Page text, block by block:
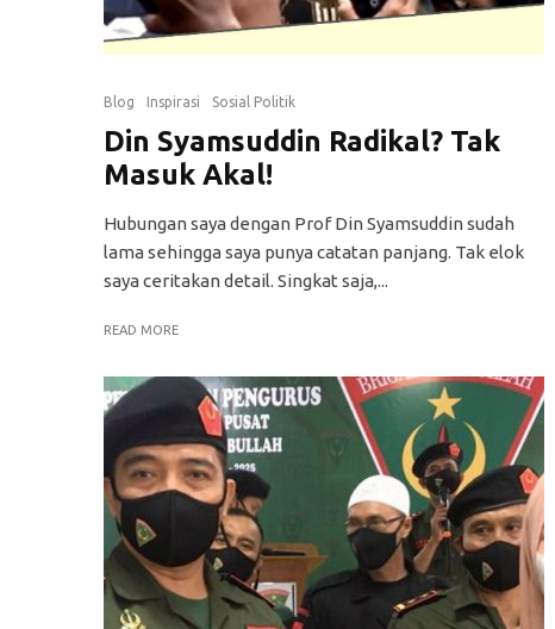
Blog Inspirasi Sosial Politik
Din Syamsuddin Radikal? Tak
Masuk Akal!
Hubungan saya dengan Prof Din Syamsuddin sudah
lama sehingga saya punya catatan panjang. Tak elok
saya ceritakan detail. Singkat saja,...
READ MORE